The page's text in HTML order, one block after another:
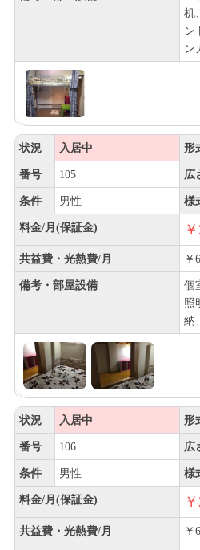
机
ン
ン
状況 入居中 形
番号 105 広
条件 男性 様
料金/月(保証金)
共益費・光熱費/月 ￥
備考・部屋設備
個
照
納
状況 入居中 形
番号 106 広
条件 男性 様
料金/月(保証金)
共益費・光熱費/月 ￥